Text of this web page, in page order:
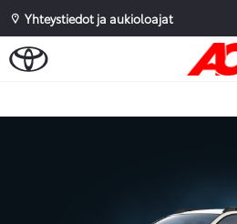
Yhteystiedot ja aukioloajat